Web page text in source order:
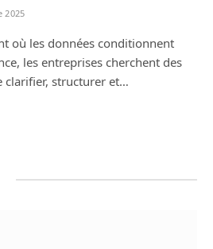
2025
où les données conditionnent
les entreprises cherchent des
clarifier, structurer et…